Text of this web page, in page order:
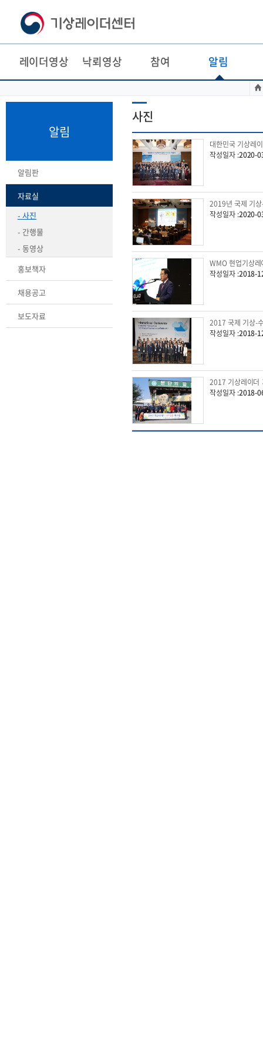
본
문
바
주
메
뉴
레이더영상 낙뢰영상 참여 알림
알림
알림판
자료실
- 사진
- 간행물
- 동영상
홍보책자
채용공고
보도자료
사진
대한민국 기상레
작성일자 :2020-
2019년 국제 기
작성일자 :2020-
WMO 현업기상
작성일자 :2018-
2017 국제 기상-
작성일자 :2018-
2017 기상레이더
작성일자 :2018-